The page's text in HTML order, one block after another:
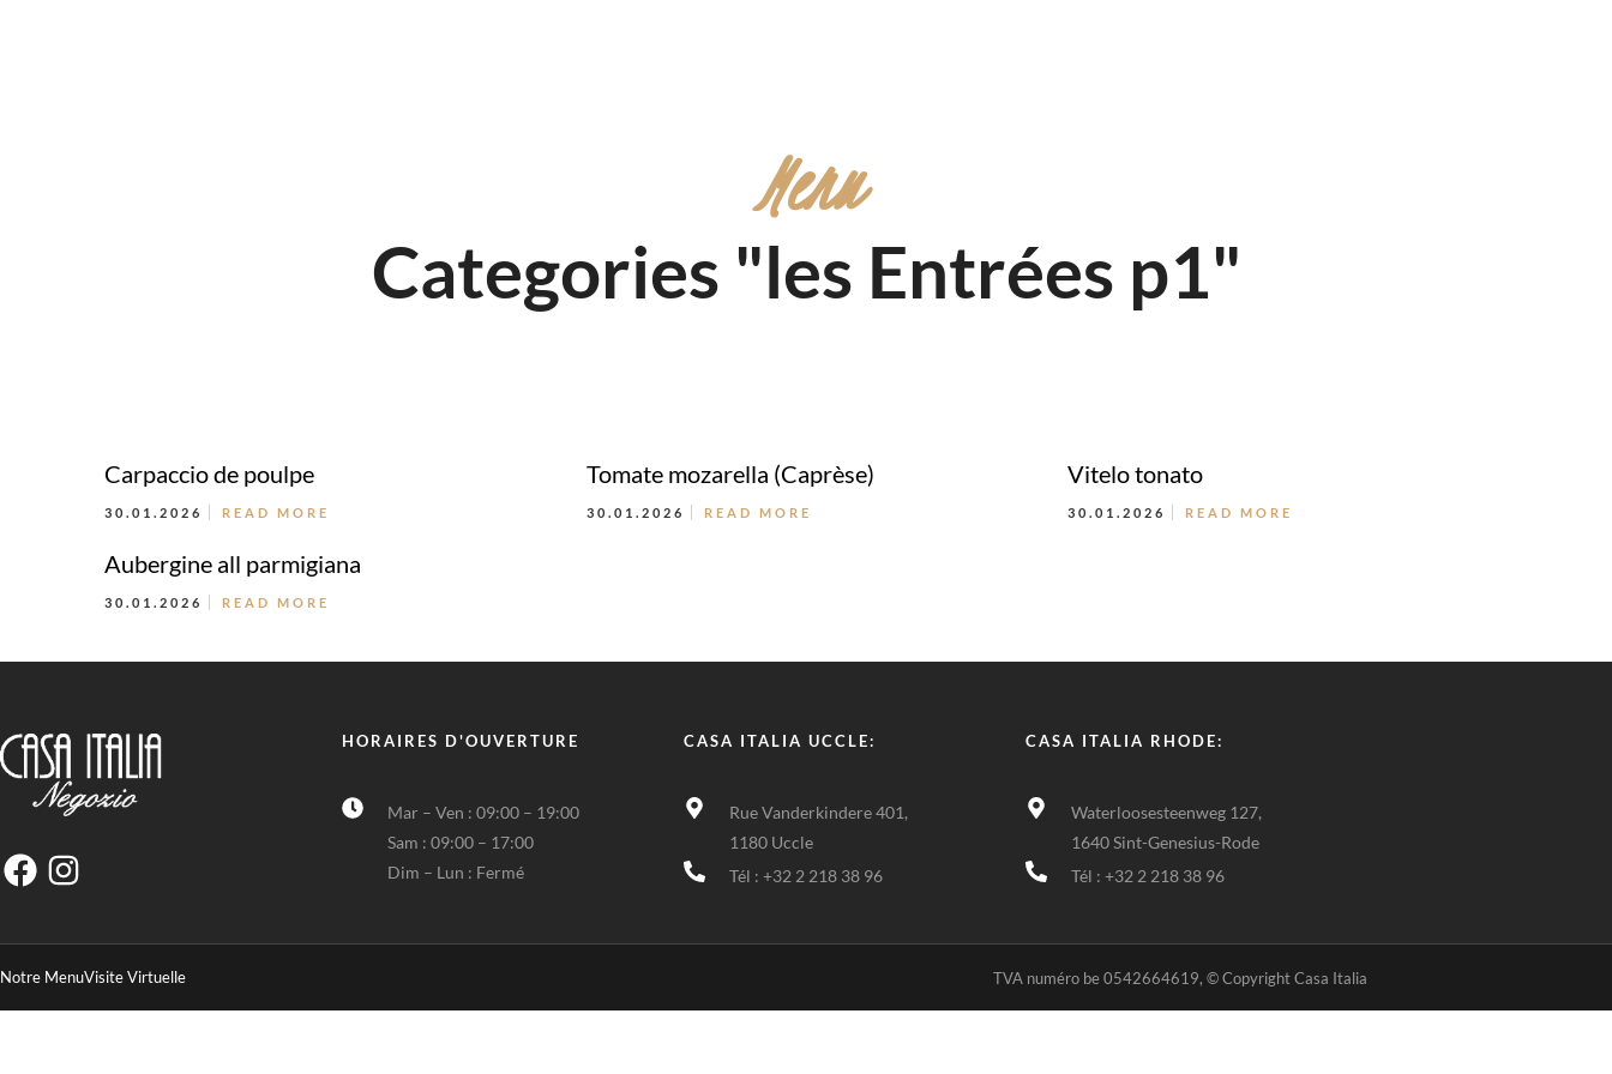
Menu
Categories "les Entrées p1"
Carpaccio de poulpe
30.01.2026 READ MORE
Tomate mozarella (Caprèse)
30.01.2026 READ MORE
Vitelo tonato
30.01.2026 READ MORE
Aubergine all parmigiana
30.01.2026 READ MORE
HORAIRES D'OUVERTURE
Mar – Ven : 09:00 – 19:00
Sam : 09:00 – 17:00
Dim – Lun : Fermé
CASA ITALIA UCCLE:
Rue Vanderkindere 401,
1180 Uccle
Tél : +32 2 218 38 96
CASA ITALIA RHODE:
Waterloosesteenweg 127,
1640 Sint-Genesius-Rode
Tél : +32 2 218 38 96
Notre MenuVisite Virtuelle TVA numéro be 0542664619, © Copyright Casa Italia